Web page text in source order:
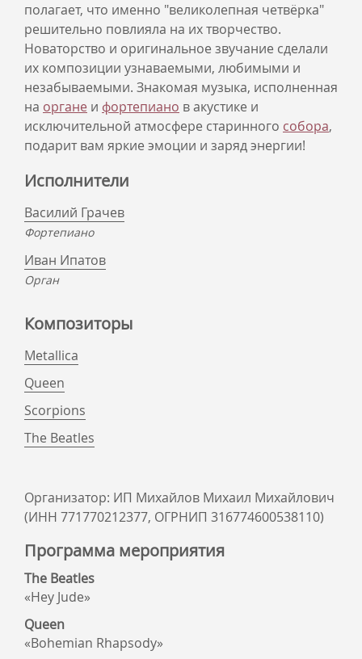
полагает, что именно "великолепная четвёрка"
решительно повлияла на их творчество.
Новаторство и оригинальное звучание сделали
их композиции узнаваемыми, любимыми и
незабываемыми. Знакомая музыка, исполненная
на органе и фортепиано в акустике и
исключительной атмосфере старинного собора,
подарит вам яркие эмоции и заряд энергии!
Исполнители
Василий Грачев
Фортепиано
Иван Ипатов
Орган
Композиторы
Metallica
Queen
Scorpions
The Beatles
Организатор: ИП Михайлов Михаил Михайлович
(ИНН 771770212377, ОГРНИП 316774600538110)
Программа мероприятия
The Beatles
«Hey Jude»
Queen
«Bohemian Rhapsody»